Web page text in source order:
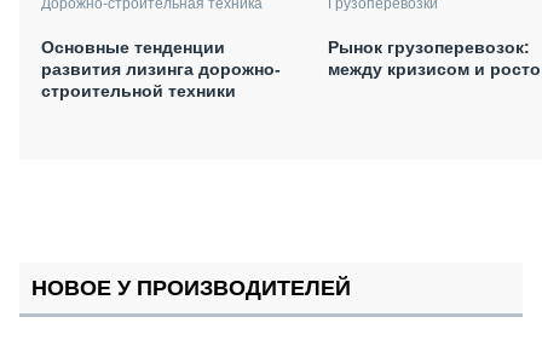
Основные тенденции
развития лизинга дорожно-
строительной техники
Рынок грузоперевозок:
между кризисом и
НОВОЕ У ПРОИЗВОДИТЕЛЕЙ